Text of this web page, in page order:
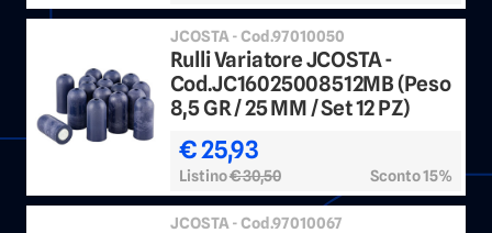
JCOSTA - Cod.97010050
Rulli Variatore JCOSTA -
Cod.JC16025008512MB (Peso
8,5 GR / 25 MM / Set 12 PZ)
€ 25,93
Listino€ 30,50 Sconto 15%
JCOSTA - Cod.97010067